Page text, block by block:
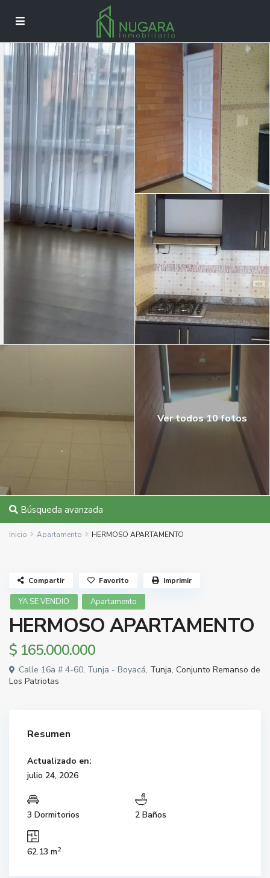
Ver todos 10 fotos
Búsqueda avanzada
Inicio Apartamento HERMOSO APARTAMENTO
YA SE VENDIO Apartamento
HERMOSO APARTAMENTO
$ 165.000.000
Calle 16a # 4-60, Tunja - Boyacá, Tunja, Conjunto Remanso de
Los Patriotas
Compartir Favorito Imprimir
Resumen
Actualizado en:
julio 24, 2026
3 Dormitorios 2 Baños
62.13 m2